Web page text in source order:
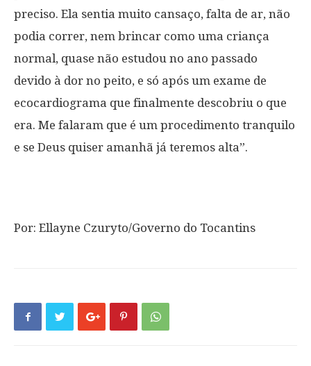
preciso. Ela sentia muito cansaço, falta de ar, não
podia correr, nem brincar como uma criança
normal, quase não estudou no ano passado
devido à dor no peito, e só após um exame de
ecocardiograma que finalmente descobriu o que
era. Me falaram que é um procedimento tranquilo
e se Deus quiser amanhã já teremos alta”.
Por: Ellayne Czuryto/Governo do Tocantins